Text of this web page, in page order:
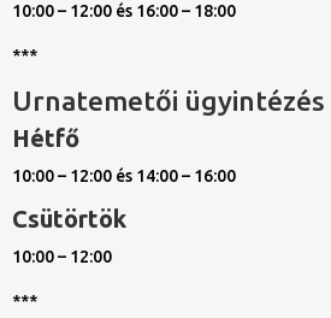
10:00 – 12:00 és 16:00 – 18:00
***
Urnatemetői ügyintézés
Hétfő
10:00 – 12:00 és 14:00 – 16:00
Csütörtök
10:00 – 12:00
***